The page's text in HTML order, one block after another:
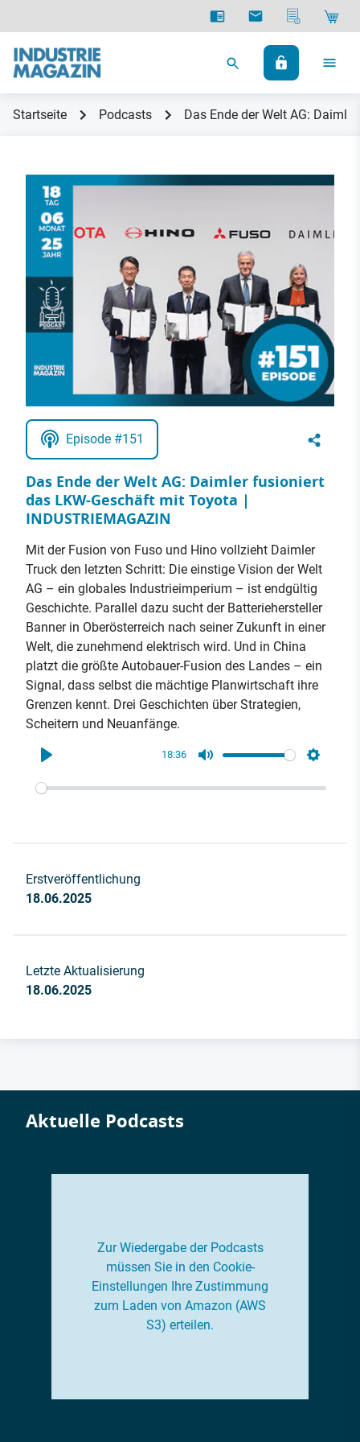
Startseite Podcasts Das Ende der Welt AG:
Episode #151
Das Ende der Welt AG: Daimler fusioniert
das LKW-Geschäft mit Toyota |
INDUSTRIEMAGAZIN
Mit der Fusion von Fuso und Hino vollzieht Daimler
Truck den letzten Schritt: Die einstige Vision der Welt
AG – ein globales Industrieimperium – ist endgültig
Geschichte. Parallel dazu sucht der Batteriehersteller
Banner in Oberösterreich nach seiner Zukunft in einer
Welt, die zunehmend elektrisch wird. Und in China
platzt die größte Autobauer-Fusion des Landes – ein
Signal, dass selbst die mächtige Planwirtschaft ihre
Grenzen kennt. Drei Geschichten über Strategien,
Scheitern und Neuanfänge.
18:36
Erstveröffentlichung
18.06.2025
Letzte Aktualisierung
18.06.2025
Aktuelle Podcasts
Zur Wiedergabe der Podcasts
müssen Sie in den Cookie-
Einstellungen Ihre Zustimmung
zum Laden von Amazon (AWS
S3) erteilen.